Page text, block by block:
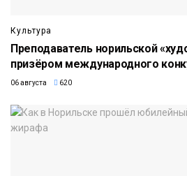
Культура
Преподаватель норильской
призёром международного
06 августа 620